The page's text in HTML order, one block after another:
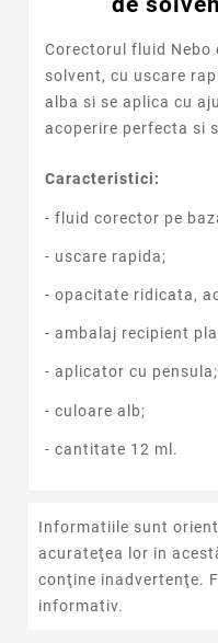
Corectorul fluid Nebo
solvent, cu uscare
alba si se aplica cu
acoperire perfecta si
Caracteristici:
- fluid corector pe
- uscare rapida;
- opacitate ridicata,
- ambalaj recipient
- aplicator cu pensula;
- culoare alb;
- cantitate 12 ml.
Informatiile sunt
acurateţea lor in
conţine inadvertenţe.
informativ.